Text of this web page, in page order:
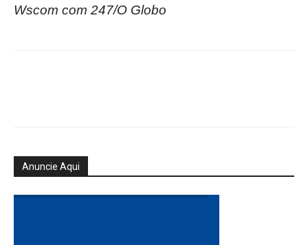
Wscom com 247/O Globo
Anuncie Aqui